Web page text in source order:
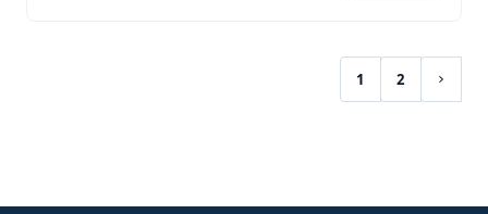
1
(current)
2